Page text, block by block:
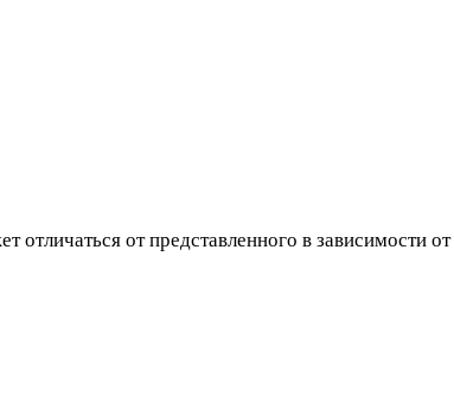
отличаться от представленного в зависимости